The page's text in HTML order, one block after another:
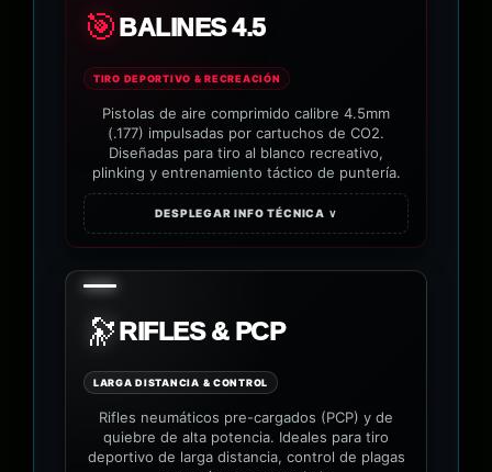
🎯BALINES 4.5
TIRO DEPORTIVO & RECREACIÓN
Pistolas de aire comprimido calibre 4.5mm
(.177) impulsadas por cartuchos de CO2.
Diseñadas para tiro al blanco recreativo,
plinking y entrenamiento táctico de puntería.
DESPLEGAR INFO TÉCNICA ∨
🔭RIFLES & PCP
LARGA DISTANCIA & CONTROL
Rifles neumáticos pre-cargados (PCP) y de
quiebre de alta potencia. Ideales para tiro
deportivo de larga distancia, control de plagas